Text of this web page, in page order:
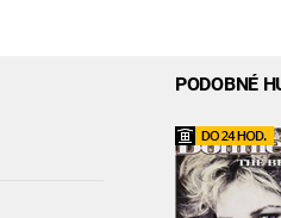
PODOBNÉ